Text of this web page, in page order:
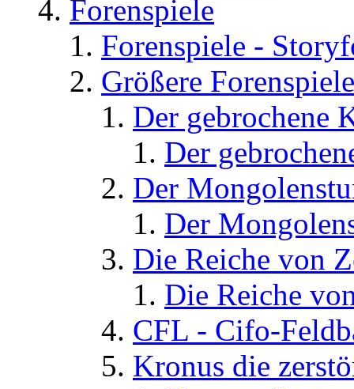
Forenspiele
Forenspiele -
Größere Forenspiele
Der gebrochene
Der
Der
Der
Die Reiche von
Die Reiche
CFL - Cifo-
Kronus die